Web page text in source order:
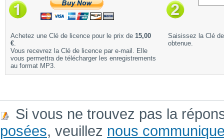
Achetez une Clé de licence pour le prix de 15,00
€.
Vous recevrez la Clé de licence par e-mail. Elle
vous permettra de télécharger les enregistrements
au format MP3.
Saisissez la Clé
obtenue.
Si vous ne trouvez pas la
posées, veuillez nous